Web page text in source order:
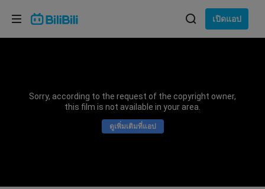
เปิดแอป
Sorry, according to the request of the copyright owner,
this film is not available in your area.
ดูเพิ่มเติมที่แอป
เลือกภาษา